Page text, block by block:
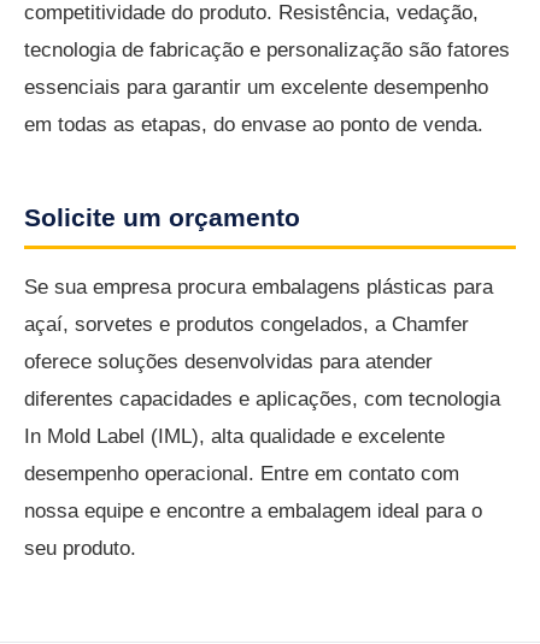
competitividade do produto. Resistência, vedação,
tecnologia de fabricação e personalização são fatores
essenciais para garantir um excelente desempenho
em todas as etapas, do envase ao ponto de venda.
Solicite um orçamento
Se sua empresa procura embalagens plásticas para
açaí, sorvetes e produtos congelados, a Chamfer
oferece soluções desenvolvidas para atender
diferentes capacidades e aplicações, com tecnologia
In Mold Label (IML), alta qualidade e excelente
desempenho operacional. Entre em contato com
nossa equipe e encontre a embalagem ideal para o
seu produto.